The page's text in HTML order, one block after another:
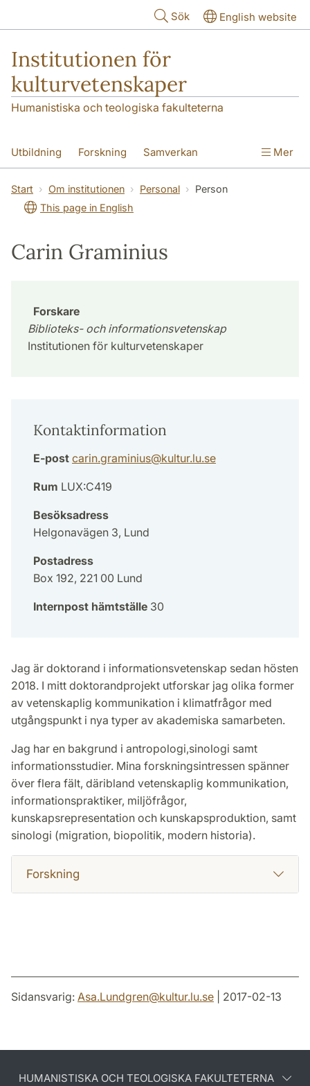
Sök English website
Institutionen för
kulturvetenskaper
Humanistiska och teologiska fakulteterna
Utbildning Forskning Samverkan
Om institutionen Kontakt
Mer
Start Om institutionen Personal
Person
This page in English
Carin Graminius
Forskare
Biblioteks- och informationsvetenskap
Institutionen för kulturvetenskaper
Kontaktinformation
E-post carin.graminius@kultur.lu.se
Rum LUX:C419
Besöksadress
Helgonavägen 3, Lund
Postadress
Box 192, 221 00 Lund
Internpost hämtställe 30
Jag är doktorand i informationsvetenskap sedan hösten
2018. I mitt doktorandprojekt utforskar jag olika former
av vetenskaplig kommunikation i klimatfrågor med
utgångspunkt i nya typer av akademiska samarbeten.
Jag har en bakgrund i antropologi,sinologi samt
informationsstudier. Mina forskningsintressen spänner
över flera fält, däribland vetenskaplig kommunikation,
informationspraktiker, miljöfrågor,
kunskapsrepresentation och kunskapsproduktion, samt
sinologi (migration, biopolitik, modern historia).
Forskning
Sidansvarig: Asa.Lundgren@kultur.lu.se | 2017-02-13
HUMANISTISKA OCH TEOLOGISKA FAKULTETERNA